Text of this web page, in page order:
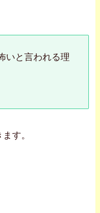
いと言われる理
す。